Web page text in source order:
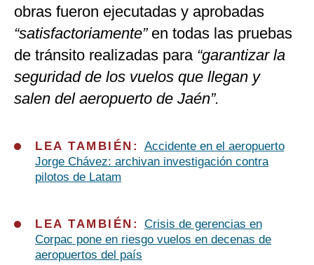
obras fueron ejecutadas y aprobadas
“satisfactoriamente” en todas las pruebas
de tránsito realizadas para “garantizar la
seguridad de los vuelos que llegan y
salen del aeropuerto de Jaén”.
LEA TAMBIÉN: Accidente en el aeropuerto
Jorge Chávez: archivan investigación contra
pilotos de Latam
LEA TAMBIÉN: Crisis de gerencias en
Corpac pone en riesgo vuelos en decenas de
aeropuertos del país